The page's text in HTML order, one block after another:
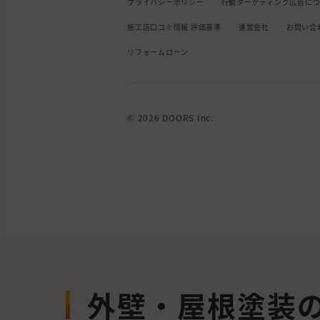
施工店口コミ情報 評価基準 運営会社 お問い合
リフォームローン
© 2026 DOORS Inc.
外壁・屋根塗装